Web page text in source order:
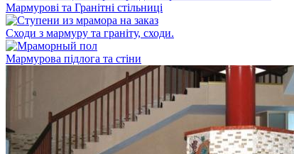
Мармурові та Гранітні стільниці
Сходи з мармуру та граніту, сходи.
Мармурова підлога та стіни